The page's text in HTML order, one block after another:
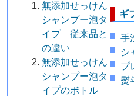
無添加せっけん
シャンプー泡タ
イプ 従来品と
の違い
無添加せっけん
シャンプー泡タ
イプのボトル
ギ
手
シ
プ
熨